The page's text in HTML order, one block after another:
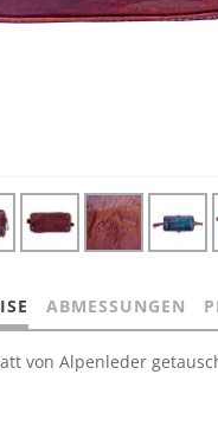
ABMESSUNGEN
von Alpenleder